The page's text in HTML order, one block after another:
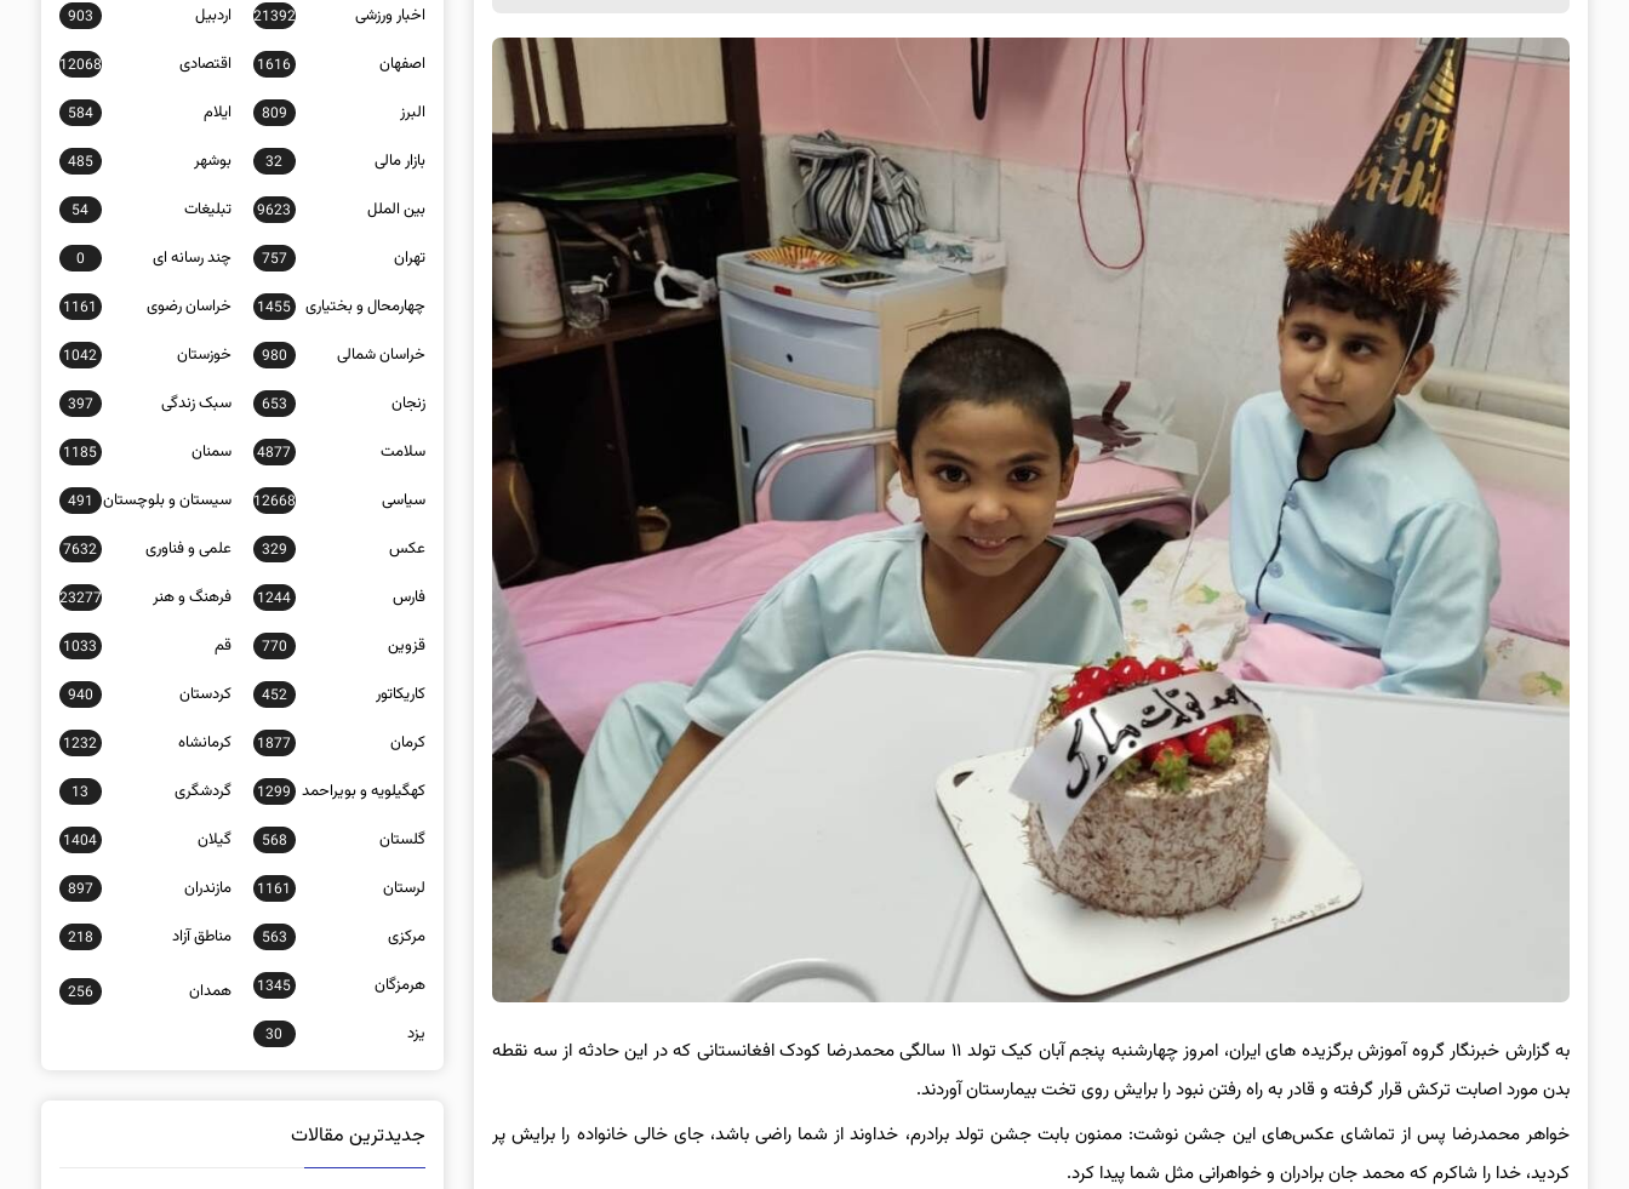
به گزارش خبرنگار گروه آموزش برگزیده های ایران، امروز چهارشنبه پنجم آبان کیک تولد ۱۱ سالگی محمدرضا کودک افغانستانی که در این حادثه از سه نقطه
بدن مورد اصابت ترکش قرار گرفته و قادر به راه رفتن نبود را برایش روی تخت بیمارستان آوردند.
خواهر محمدرضا پس از تماشای عکس‌های این جشن نوشت: ممنون بابت جشن تولد برادرم، خداوند از شما راضی باشد، جای خالی خانواده را برایش پر
کردید، خدا را شاکرم که محمد جان برادران و خواهرانی مثل شما پیدا کرد.
اخبار ورزشی 21392 اردبیل 903
اصفهان 1616 اقتصادی 12068
البرز 809 ایلام 584
بازار مالی 32 بوشهر 485
بین الملل 9623 تبلیغات 54
تهران 757 چند رسانه ای 0
چهارمحال و بختیاری 1455 خراسان رضوی 1161
خراسان شمالی 980 خوزستان 1042
زنجان 653 سبک زندگی 397
سلامت 4877 سمنان 1185
سیاسی 12668 سیستان و بلوچستان 491
عکس 329 علمی و فناوری 7632
فارس 1244 فرهنگ و هنر 23277
قزوین 770 قم 1033
کاریکاتور 452 کردستان 940
کرمان 1877 کرمانشاه 1232
کهگیلویه و بویراحمد 1299 گردشگری 13
گلستان 568 گیلان 1404
لرستان 1161 مازندران 897
مرکزی 563 مناطق آزاد 218
هرمزگان 1345 همدان 256
یزد 30
جدیدترین مقالات